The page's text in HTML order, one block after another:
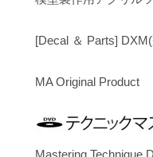
[Decal ＆ Parts]
MA Original Product